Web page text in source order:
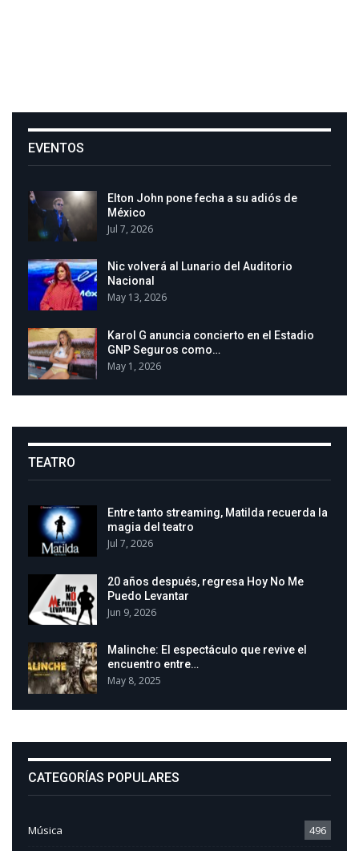
EVENTOS
Elton John pone fecha a su adiós de
México
Jul 7, 2026
Nic volverá al Lunario del Auditorio
Nacional
May 13, 2026
Karol G anuncia concierto en el Estadio
GNP Seguros como…
May 1, 2026
TEATRO
Entre tanto streaming, Matilda recuerda la
magia del teatro
Jul 7, 2026
20 años después, regresa Hoy No Me
Puedo Levantar
Jun 9, 2026
Malinche: El espectáculo que revive el
encuentro entre…
May 8, 2025
CATEGORÍAS POPULARES
Música 496